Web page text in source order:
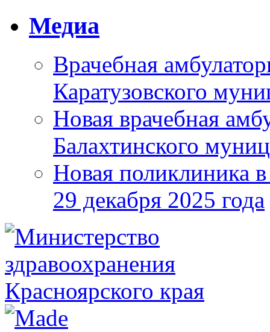
Медиа
Врачебная
Каратузовского
Новая врачебная
Балахтинского
Новая поликлиника
29 декабря 2025 года